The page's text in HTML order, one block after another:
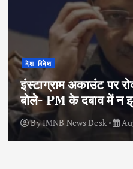
देश-विदेश
इंस्टाग्राम अकाउंट पर
बोले- PM के दबाव में
ByIMNB News Desk